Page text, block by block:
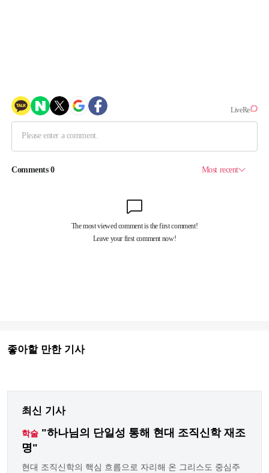
좋아할 만한 기사
최신 기사
학술 "하나님의 단일성 통해 현대 조직신학 재조
명"
현대 조직신학의 핵심 흐름으로 자리해 온 그리스도 중심주